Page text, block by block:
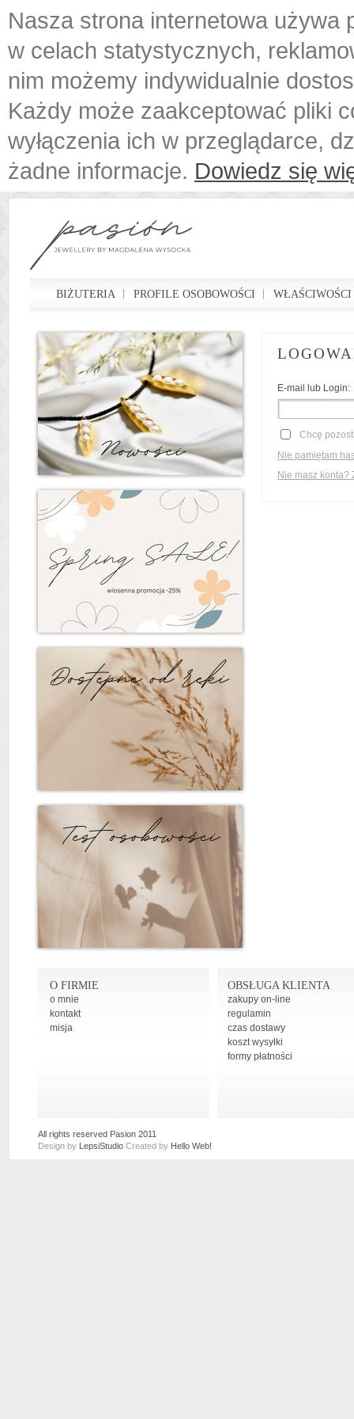
Nasza strona internetowa używa
w celach statystycznych,
nim możemy indywidualnie
Każdy może zaakceptować pliki
wyłączenia ich w przeglądarce,
żadne informacje. Dowiedz się
BIŻUTERIA PROFILE OSOBOWOŚCI
E-mail lub Login:
Chcę
Nie pamiętam
Nie masz konta?
O FIRMIE
o mnie
kontakt
misja
OBSŁUGA KLIENTA
zakupy on-line
regulamin
czas dostawy
koszt wysyłki
formy płatności
All rights reserved Pasion 2011
Design by LepsiStudio Created by Hello Web!